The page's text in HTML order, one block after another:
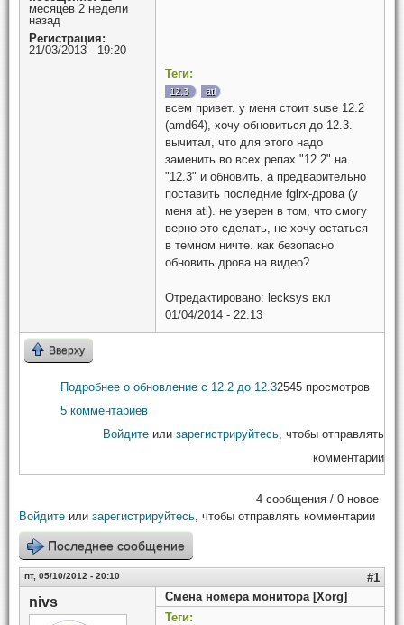
месяцев 2 недели
назад
Регистрация:
21/03/2013 - 19:20
Теги:
12.3 ati
всем привет. у меня стоит suse 12.2
(amd64), хочу обновиться до 12.3.
вычитал, что для этого надо
заменить во всех репах "12.2" на
"12.3" и обновить, а предварительно
поставить последние fglrx-дрова (у
меня ati). не уверен в том, что смогу
верно это сделать, не хочу остаться
в темном ничте. как безопасно
обновить дрова на видео?
Отредактировано: lecksys вкл
01/04/2014 - 22:13
Вверху
Подробнее о обновление с 12.2 до 12.32545 просмотров
5 комментариев
Войдите или зарегистрируйтесь , чтобы отправлять
комментарии
4 сообщения / 0 новое
Войдите или зарегистрируйтесь , чтобы отправлять комментарии
Последнее сообщение
пт, 05/10/2012 - 20:10 #1
nivs
Смена номера монитора [Xorg]
Теги: